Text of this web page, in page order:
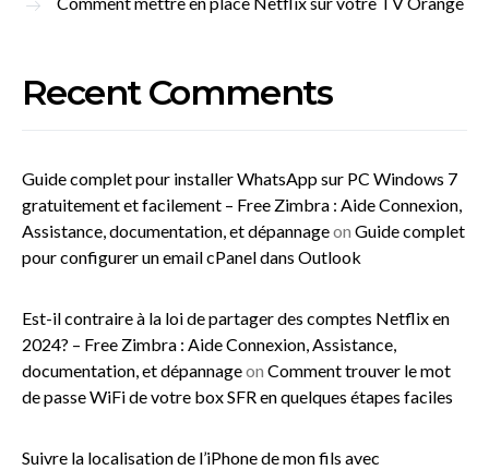
Recent Comments
Guide complet pour installer WhatsApp sur PC Windows 7
gratuitement et facilement – Free Zimbra : Aide Connexion,
Assistance, documentation, et dépannageon Guide complet
pour configurer un email cPanel dans Outlook
Est-il contraire à la loi de partager des comptes Netflix en
2024? – Free Zimbra : Aide Connexion, Assistance,
documentation, et dépannageon Comment trouver le mot
de passe WiFi de votre box SFR en quelques étapes faciles
Suivre la localisation de l’iPhone de mon fils avec